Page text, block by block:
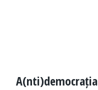
A(nti)democrația